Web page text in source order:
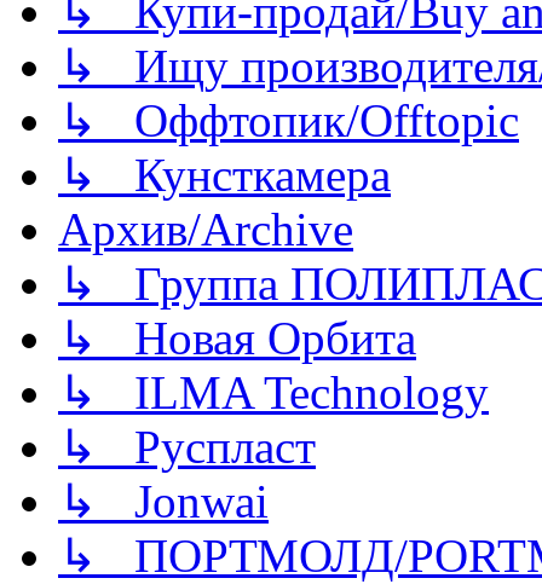
↳ Купи-продай/Buy
↳ Ищу
↳ Оффтопик/Offtopic
↳ Кунсткамера
Архив/Archive
↳ Группа
↳ Новая Орбита
↳ ILMA Technology
↳ Руспласт
↳ Jonwai
↳ ПОРТМОЛД/